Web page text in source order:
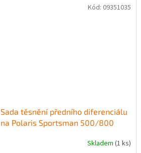
Sada těsnění předního diferenciálu
na Polaris Sportsman 500/800
Skladem (1 ks)
Kód: 09351035